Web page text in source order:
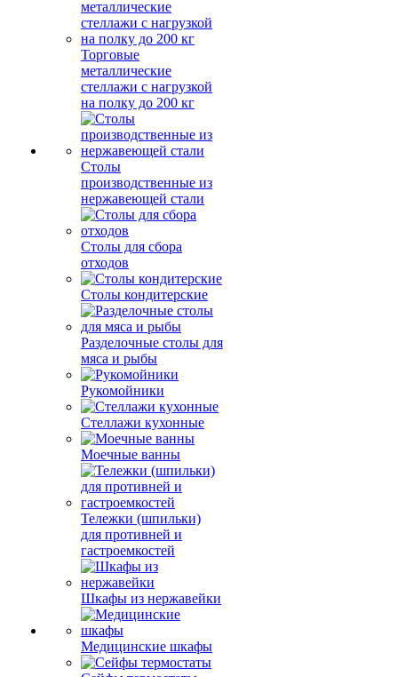
Торговые
металлические
стеллажи с нагрузкой
на полку до 200 кг
Столы
производственные из
нержавеющей стали
Столы для сбора
отходов
Столы кондитерские
Разделочные столы для
мяса и рыбы
Рукомойники
Стеллажи кухонные
Моечные ванны
Тележки (шпильки)
для противней и
гастроемкостей
Шкафы из нержавейки
Медицинские шкафы